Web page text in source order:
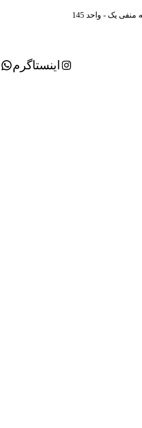
یک - واحد 145
اینستاگرم